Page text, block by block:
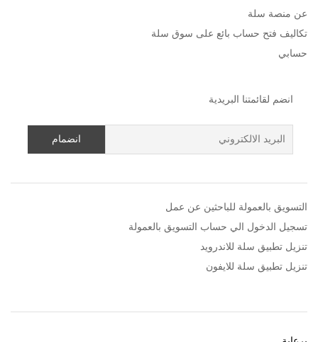
عن منصة سلة
تكاليف فتح حساب بائع على سوق سلة
حسابي
انضم لقائمتنا البريدية
التسويق بالعمولة للباحثين عن عمل
تسجيل الدخول الي حساب التسويق بالعمولة
تنزيل تطبيق سلة للاندرويد
تنزيل تطبيق سلة للايفون